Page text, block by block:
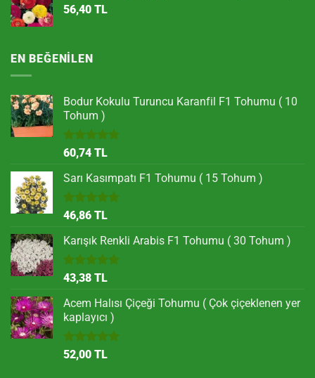
56,40 TL
EN BEĞENILEN
Bodur Kokulu Turuncu Karanfil F1 Tohumu ( 10
Tohum )
5 üzerinden
5.00
aldı
60,74 TL
Sarı Kasımpatı F1 Tohumu ( 15 Tohum )
5 üzerinden
5.00
aldı
46,86 TL
Karışık Renkli Arabis F1 Tohumu ( 30 Tohum )
5 üzerinden
5.00
aldı
43,38 TL
Acem Halısı Çiçeği Tohumu ( Çok çiçeklenen yer
kaplayıcı )
5 üzerinden
5.00
52,00 TL